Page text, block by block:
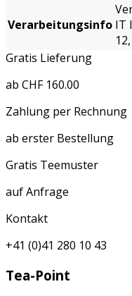
Verarbeitungsinfo IT
Gratis Lieferung
ab CHF 160.00
Zahlung per Rechnung
ab erster Bestellung
Gratis Teemuster
auf Anfrage
Kontakt
+41 (0)41 280 10 43
Tea-Point